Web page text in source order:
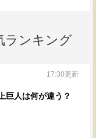
ランキング
17:30更新
巨人は何が違う？